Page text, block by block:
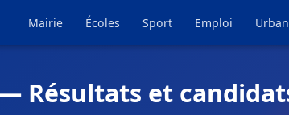
Mairie Écoles Sport Emploi
Résultats et